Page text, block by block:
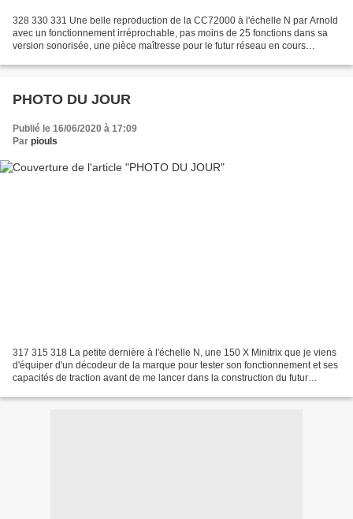
328 330 331 Une belle reproduction de la CC72000 à l'échelle N par Arnold
avec un fonctionnement irréprochable, pas moins de 25 fonctions dans sa
version sonorisée, une pièce maîtresse pour le futur réseau en cours
PHOTO DU JOUR
Publié le 16/06/2020 à 17:09
Par piouls
317 315 318 La petite dernière à l'échelle N, une 150 X Minitrix que je viens
d'équiper d'un décodeur de la marque pour tester son fonctionnement et ses
capacités de traction avant de me lancer dans la construction du futur